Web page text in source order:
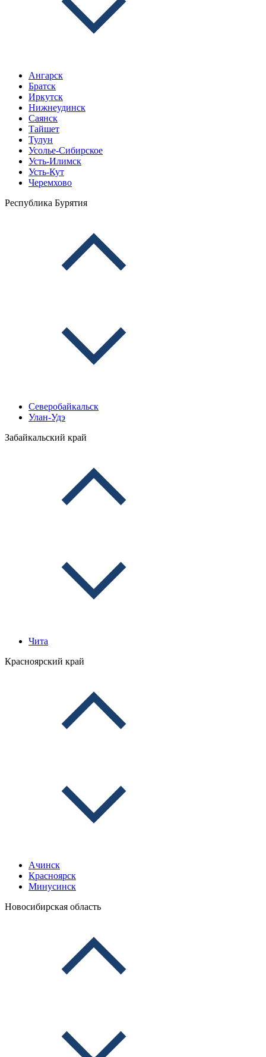
Ангарск
Братск
Иркутск
Нижнеудинск
Саянск
Тайшет
Тулун
Усолье-Сибирское
Усть-Илимск
Усть-Кут
Черемхово
Республика Бурятия
Северобайкальск
Улан-Удэ
Забайкальский край
Чита
Красноярский край
Ачинск
Красноярск
Минусинск
Новосибирская область